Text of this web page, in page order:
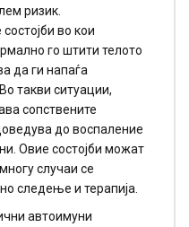
ризик.
во кои
го штити телото
да ги напаѓа
такви ситуации,
сопствените
до воспаление
Овие состојби можат
случаи се
следење и терапија.
автоимуни